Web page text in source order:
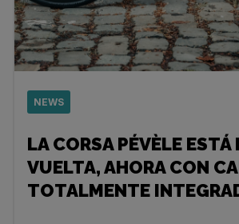
NEWS
LA CORSA PÉVÈLE ESTÁ
VUELTA, AHORA CON
TOTALMENTE